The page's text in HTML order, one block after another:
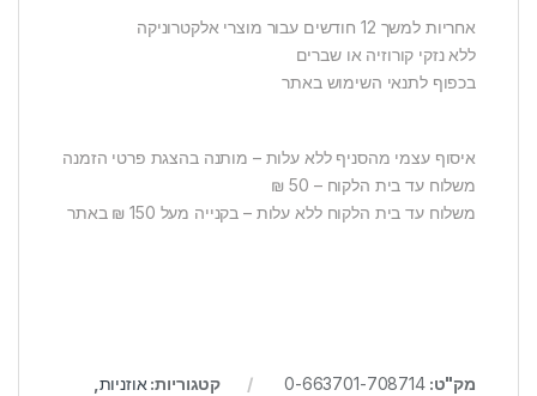
אחריות למשך 12 חודשים עבור מוצרי אלקטרוניקה
ללא נזקי קורוזיה או שברים
בכפוף לתנאי השימוש באתר
איסוף עצמי מהסניף ללא עלות – מותנה בהצגת פרטי הזמנה
משלוח עד בית הלקוח – 50 ₪
משלוח עד בית הלקוח ללא עלות – בקנייה מעל 150 ₪ באתר
מק"ט:0-663701-708714 קטגוריות: אוזניות